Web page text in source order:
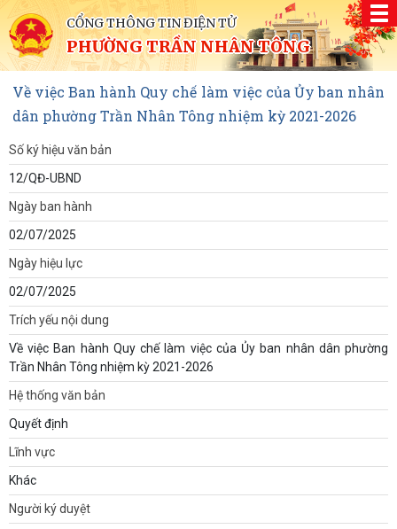
CỔNG THÔNG TIN ĐIỆN TỬ
PHƯỜNG TRẦN NHÂN TÔNG
Về việc Ban hành Quy chế làm việc của Ủy ban nhân
dân phường Trần Nhân Tông nhiệm kỳ 2021-2026
Số ký hiệu văn bản
12/QĐ-UBND
Ngày ban hành
02/07/2025
Ngày hiệu lực
02/07/2025
Trích yếu nội dung
Về việc Ban hành Quy chế làm việc của Ủy ban nhân dân phường
Trần Nhân Tông nhiệm kỳ 2021-2026
Hệ thống văn bản
Quyết định
Lĩnh vực
Khác
Người ký duyệt